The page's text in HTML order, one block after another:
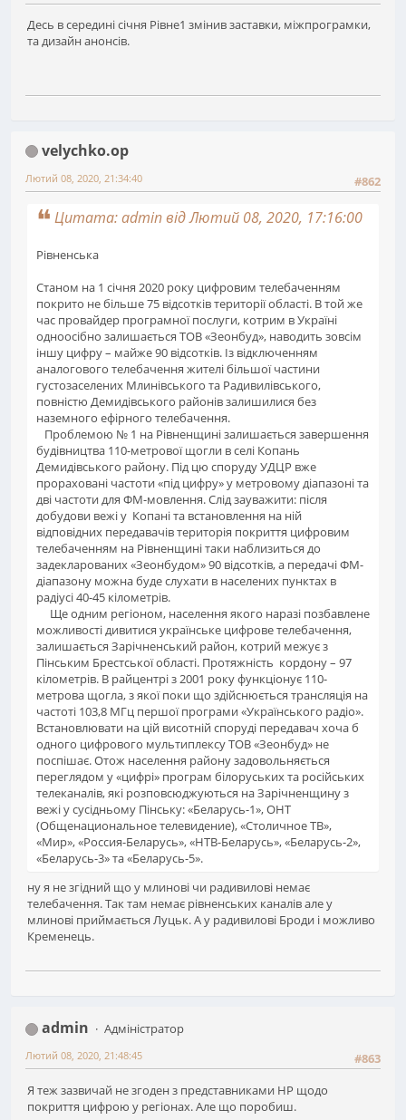
Десь в середині січня Рівне1 змінив заставки, міжпрограмки,
та дизайн анонсів.
velychko.op
#862
Лютий 08, 2020, 21:34:40
Цитата: admin від Лютий 08, 2020, 17:16:00
Рівненська
Станом на 1 січня 2020 року цифровим телебаченням
покрито не більше 75 відсотків території області. В той же
час провайдер програмної послуги, котрим в Україні
одноосібно залишається ТОВ «Зеонбуд», наводить зовсім
іншу цифру – майже 90 відсотків. Із відключенням
аналогового телебачення жителі більшої частини
густозаселених Млинівського та Радивилівського,
повністю Демидівського районів залишилися без
наземного ефірного телебачення.
Проблемою № 1 на Рівненщині залишається завершення
будівництва 110-метрової щогли в селі Копань
Демидівського району. Під цю споруду УДЦР вже
прораховані частоти «під цифру» у метровому діапазоні та
дві частоти для ФМ-мовлення. Слід зауважити: після
добудови вежі у Копані та встановлення на ній
відповідних передавачів територія покриття цифровим
телебаченням на Рівненщині таки наблизиться до
задекларованих «Зеонбудом» 90 відсотків, а передачі ФМ-
діапазону можна буде слухати в населених пунктах в
радіусі 40-45 кілометрів.
Ще одним регіоном, населення якого наразі позбавлене
можливості дивитися українське цифрове телебачення,
залишається Зарічненський район, котрий межує з
Пінським Брестської області. Протяжність кордону – 97
кілометрів. В райцентрі з 2001 року функціонує 110-
метрова щогла, з якої поки що здійснюється трансляція на
частоті 103,8 МГц першої програми «Українського радіо».
Встановлювати на цій висотній споруді передавач хоча б
одного цифрового мультиплексу ТОВ «Зеонбуд» не
поспішає. Отож населення району задовольняється
переглядом у «цифрі» програм білоруських та російських
телеканалів, які розповсюджуються на Зарічненщину з
вежі у сусідньому Пінську: «Беларусь-1», ОНТ
(Общенациональное телевидение), «Столичное ТВ»,
«Мир», «Россия-Беларусь», «НТВ-Беларусь», «Беларусь-2»,
«Беларусь-3» та «Беларусь-5».
ну я не згідний що у млинові чи радивилові немає
телебачення. Так там немає рівненських каналів але у
млинові приймається Луцьк. А у радивилові Броди і можливо
Кременець.
admin
Адміністратор
#863
Лютий 08, 2020, 21:48:45
Я теж зазвичай не згоден з представниками НР щодо
покриття цифрою у регіонах. Але що поробиш.